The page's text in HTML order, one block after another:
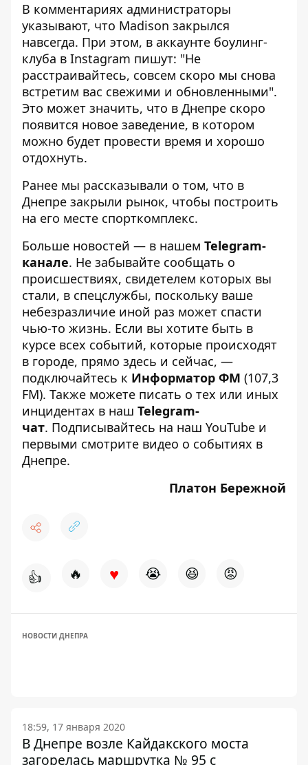
В комментариях администраторы
указывают, что Madison закрылся
навсегда. При этом, в аккаунте боулинг-
клуба в Instagram пишут: "Не
расстраивайтесь, совсем скоро мы снова
встретим вас свежими и обновленными".
Это может значить, что в Днепре скоро
появится новое заведение, в котором
можно будет провести время и хорошо
отдохнуть.
Ранее мы рассказывали о том, что в
Днепре закрыли рынок, чтобы построить
на его месте спорткомплекс.
Больше новостей — в нашем Telegram-
канале. Не забывайте сообщать о
происшествиях, свидетелем которых вы
стали, в спецслужбы, поскольку ваше
небезразличие иной раз может спасти
чью-то жизнь. Если вы хотите быть в
курсе всех событий, которые происходят
в городе, прямо здесь и сейчас, —
подключайтесь к Информатор ФМ (107,3
FM). Также можете писать о тех или иных
инцидентах в наш Telegram-
чат. Подписывайтесь на наш YouTube и
первыми смотрите видео о событиях в
Днепре.
Платон Бережной
👍 🔥 ♥ 😭 😆 😡
НОВОСТИ ДНЕПРА
18:59, 17 января 2020
В Днепре возле Кайдакского моста
загорелась маршрутка № 95 с